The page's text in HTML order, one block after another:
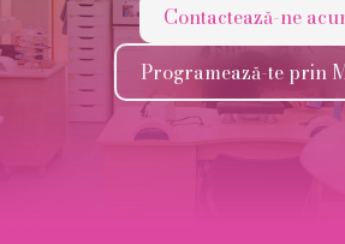
Contactează-ne
Programează-te prin